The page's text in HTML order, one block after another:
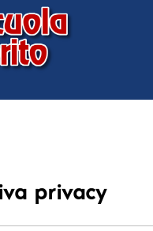
privacy